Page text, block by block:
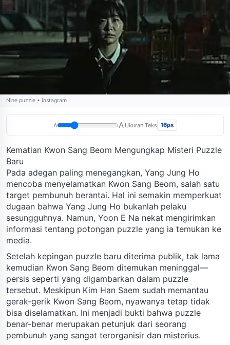
Nine puzzle • Instagram
A A Ukuran Teks 16px
Kematian Kwon Sang Beom Mengungkap Misteri Puzzle
Baru
Pada adegan paling menegangkan, Yang Jung Ho
mencoba menyelamatkan Kwon Sang Beom, salah satu
target pembunuh berantai. Hal ini semakin memperkuat
dugaan bahwa Yang Jung Ho bukanlah pelaku
sesungguhnya. Namun, Yoon E Na nekat mengirimkan
informasi tentang potongan puzzle yang ia temukan ke
media.
Setelah kepingan puzzle baru diterima publik, tak lama
kemudian Kwon Sang Beom ditemukan meninggal—
persis seperti yang digambarkan dalam puzzle
tersebut. Meskipun Kim Han Saem sudah memantau
gerak-gerik Kwon Sang Beom, nyawanya tetap tidak
bisa diselamatkan. Ini menjadi bukti bahwa puzzle
benar-benar merupakan petunjuk dari seorang
pembunuh yang sangat terorganisir dan misterius.